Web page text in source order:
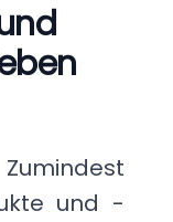
und -